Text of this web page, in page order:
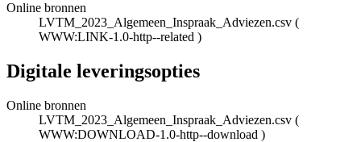
Online bronnen
LVTM_2023_Algemeen_Inspraak_Adviezen.csv (
WWW:LINK-1.0-http--related )
Digitale leveringsopties
Online bronnen
LVTM_2023_Algemeen_Inspraak_Adviezen.csv (
WWW:DOWNLOAD-1.0-http--download )